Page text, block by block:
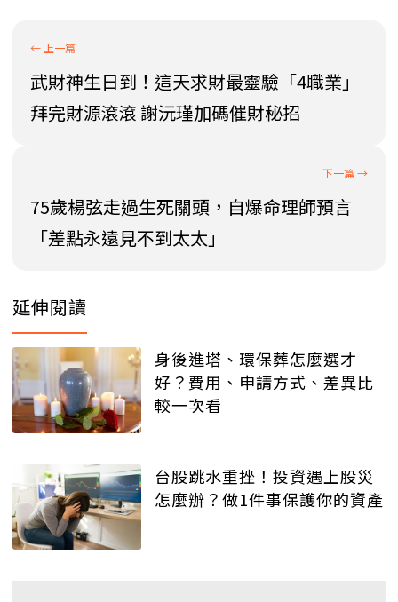
武財神生日到！這天求財最靈驗「4職業」
拜完財源滾滾 謝沅瑾加碼催財秘招
75歲楊弦走過生死關頭，自爆命理師預言
「差點永遠見不到太太」
延伸閱讀
身後進塔、環保葬怎麼選才
好？費用、申請方式、差異比
較一次看
台股跳水重挫！投資遇上股災
怎麼辦？做1件事保護你的資產